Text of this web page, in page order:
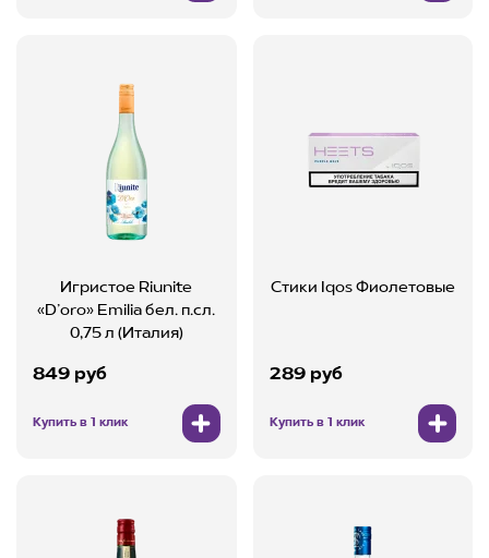
Игристое Riunite
«D’oro» Emilia бел. п.сл.
0,75 л (Италия)
849 руб
Купить в 1 клик
Стики Iqos Фиолетовые
289 руб
Купить в 1 клик